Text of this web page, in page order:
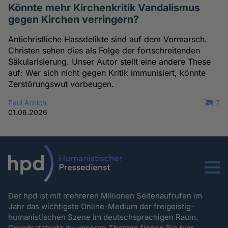
Könnte mehr Kirchenkritik Vandalismus
gegen Kirchen verringern?
Antichristliche Hassdelikte sind auf dem Vormarsch.
Christen sehen dies als Folge der fortschreitenden
Säkularisierung. Unser Autor stellt eine andere These
auf: Wer sich nicht gegen Kritik immunisiert, könnte
Zerstörungswut vorbeugen.
Paul Adrich
01.06.2026
7
Menu
Der hpd ist mit mehreren Millionen Seitenaufrufen im
Jahr das wichtigste Online-Medium der freigeistig-
humanistischen Szene im deutschsprachigen Raum.